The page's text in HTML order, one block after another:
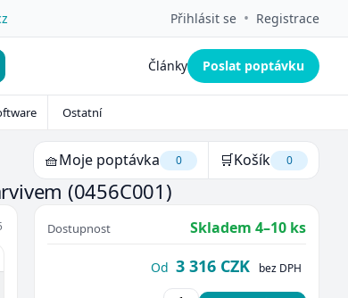
Přihlásit se • Registrace
Články Poslat poptávku
Ostatní
🧺Moje poptávka 0 🛒Košík 0
(0456C001)
Dostupnost Skladem 4–10 ks
Od 3 316 CZK bez DPH